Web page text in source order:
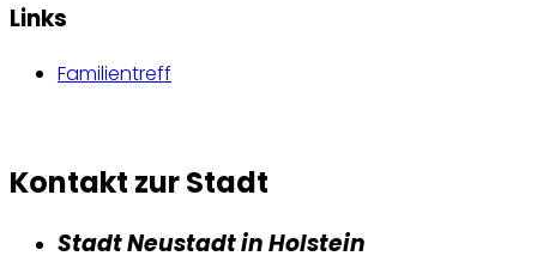
Links
Familientreff
Kontakt zur Stadt
Stadt Neustadt in Holstein